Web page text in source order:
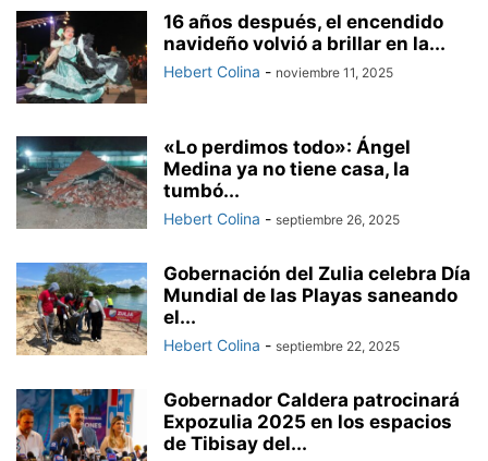
16 años después, el encendido
navideño volvió a brillar en la...
Hebert Colina - noviembre 11, 2025
«Lo perdimos todo»: Ángel
Medina ya no tiene casa, la
tumbó...
Hebert Colina - septiembre 26, 2025
Gobernación del Zulia celebra Día
Mundial de las Playas saneando
el...
Hebert Colina - septiembre 22, 2025
Gobernador Caldera patrocinará
Expozulia 2025 en los espacios
de Tibisay del...